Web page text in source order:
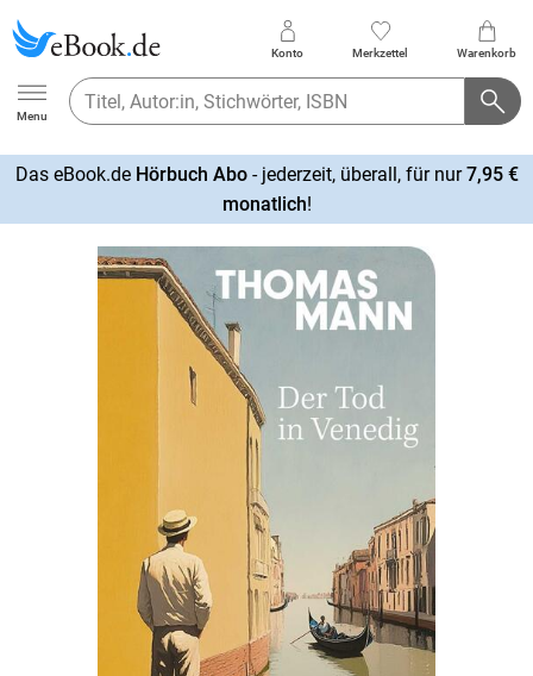
Ebook.de
Menu
Konto Merkzettel Warenkorb
Das eBook.de Hörbuch Abo- jederzeit, überall, für nur7,95 €
monatlich!